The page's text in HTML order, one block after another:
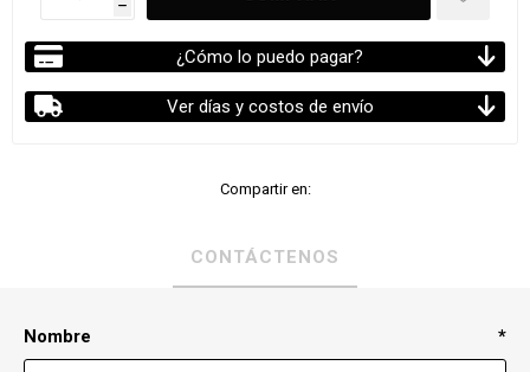
h
¿Cómo lo puedo pagar?
Ver días y costos de envío
Compartir en:
CONTÁCTENOS
Nombre *